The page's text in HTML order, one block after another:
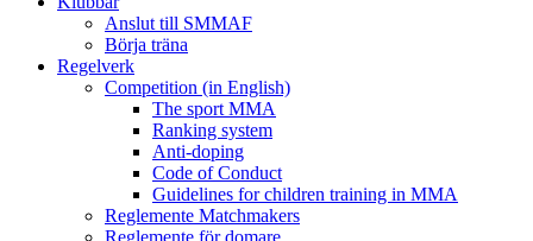
Anslut till SMMAF
Börja träna
Regelverk
Competition (in English)
The sport MMA
Ranking system
Anti-doping
Code of Conduct
Guidelines for children training in MMA
Reglemente Matchmakers
Reglemente för domare